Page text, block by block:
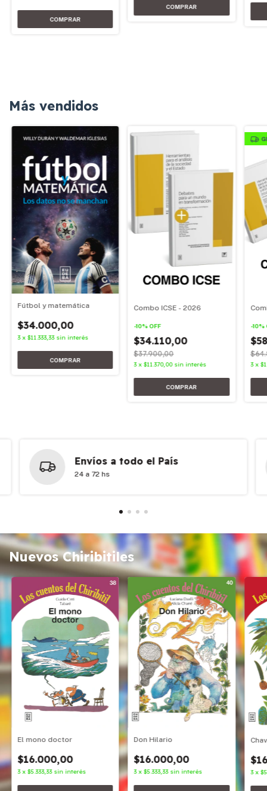
Más vendidos
Fútbol y matemática
$34.000,00
3 x $11.333,33 sin interés
Combo ICSE - 2026
-10%OFF
$34.110,00
$37.900,00
3 x$11.370,00 sin interés
-10%
3 x
Envíos a todo el País
24 a 72 hs
Nuevos Chiribitiles
El mono doctor
$16.000,00
3 x $5.333,33 sin interés
Don Hilario
$16.000,00
3 x$5.333,33 sin interés 3 x